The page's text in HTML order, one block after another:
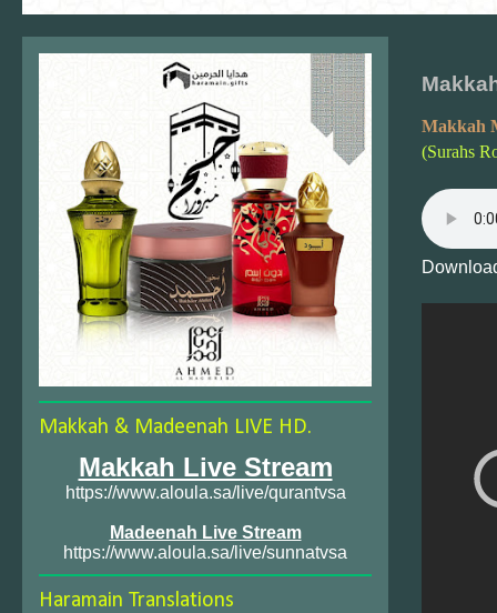
Makkah
(Surahs
Makkah & Madeenah LIVE HD.
Makkah Live Stream
https://www.aloula.sa/live/qurantvsa
Madeenah Live Stream
https://www.aloula.sa/live/sunnatvsa
Haramain Translations